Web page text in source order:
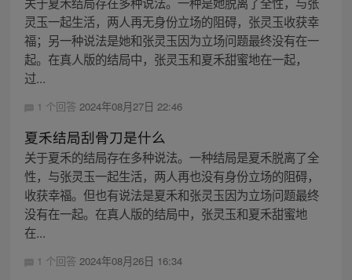
灵玉一起生活，两人再无身份立场的阻碍，张灵玉收获幸
福；另一种说法是她和张灵玉因为立场问题最终没有在一
起。在真人版的结局中，张灵玉和夏禾甜蜜地在一起，
过...
1 个回答 2024年08月27日 22:46
夏禾结局刮骨刀是什么
关于夏禾的结局存在多种说法。一种结局是夏禾脱离了全
性，与张灵玉一起生活，两人再也没有身份立场的阻碍，
收获幸福。但也有说法是夏禾和张灵玉因为立场问题最终
没有在一起。在真人版的结局中，张灵玉和夏禾甜蜜地
在...
1 个回答 2024年08月26日 16:34